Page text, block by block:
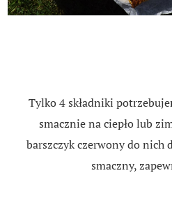
Tylko 4 składniki
smacznie na ciepło lub
barszczyk czerwony do nich
smaczny,